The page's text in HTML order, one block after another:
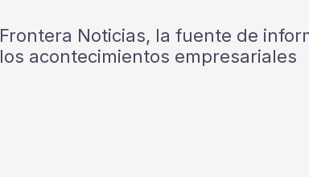
Frontera Noticias, la fuente de
los acontecimientos empresariales